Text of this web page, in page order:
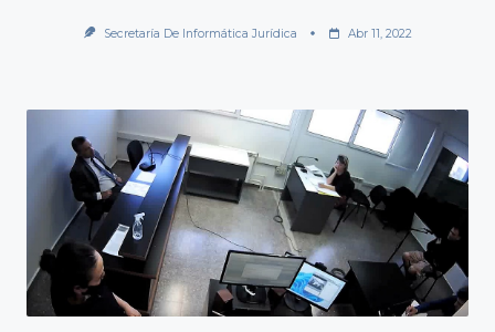
Secretaría De Informática Jurídica Abr 11, 2022